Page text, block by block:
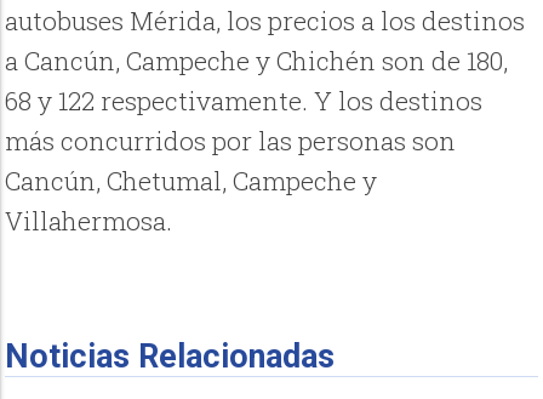
autobuses Mérida, los precios a los destinos
a Cancún, Campeche y Chichén son de 180,
68 y 122 respectivamente. Y los destinos
más concurridos por las personas son
Cancún, Chetumal, Campeche y
Villahermosa.
Noticias Relacionadas